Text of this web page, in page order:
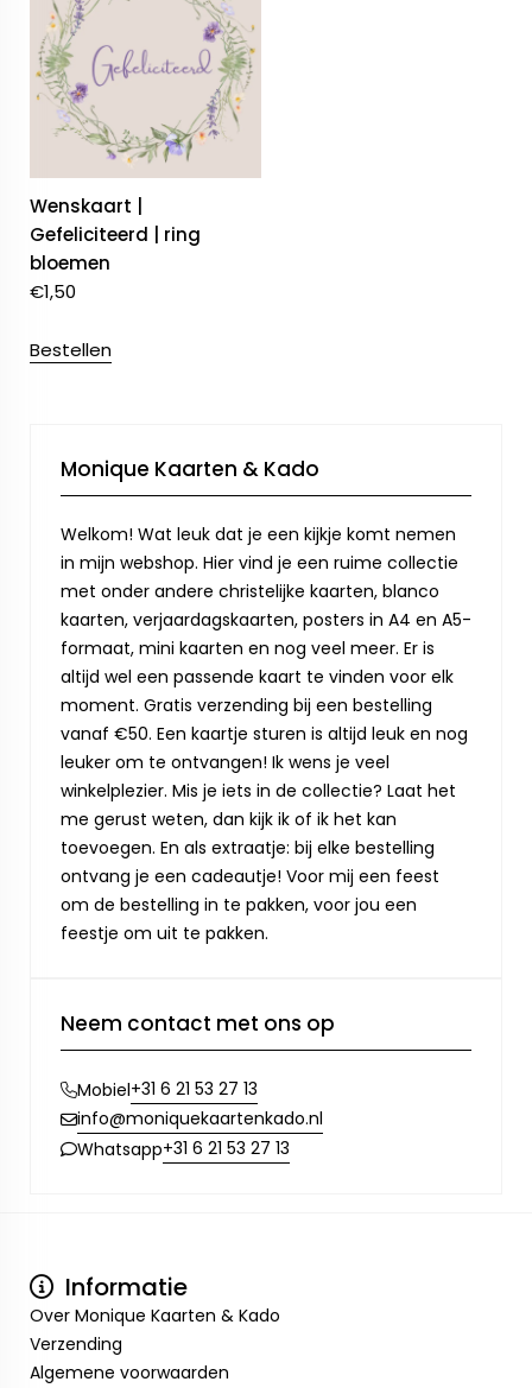
Wenskaart |
Gefeliciteerd | ring
bloemen
€1,50
Bestellen
Monique Kaarten & Kado
Welkom! Wat leuk dat je een kijkje komt nemen
in mijn webshop. Hier vind je een ruime collectie
met onder andere christelijke kaarten, blanco
kaarten, verjaardagskaarten, posters in A4 en A5-
formaat, mini kaarten en nog veel meer. Er is
altijd wel een passende kaart te vinden voor elk
moment. Gratis verzending bij een bestelling
vanaf €50. Een kaartje sturen is altijd leuk en nog
leuker om te ontvangen! Ik wens je veel
winkelplezier. Mis je iets in de collectie? Laat het
me gerust weten, dan kijk ik of ik het kan
toevoegen. En als extraatje: bij elke bestelling
ontvang je een cadeautje! Voor mij een feest
om de bestelling in te pakken, voor jou een
feestje om uit te pakken.
Neem contact met ons op
Mobiel+31 6 21 53 27 13
info@moniquekaartenkado.nl
Whatsapp+31 6 21 53 27 13
Informatie
Over Monique Kaarten & Kado
Verzending
Algemene voorwaarden